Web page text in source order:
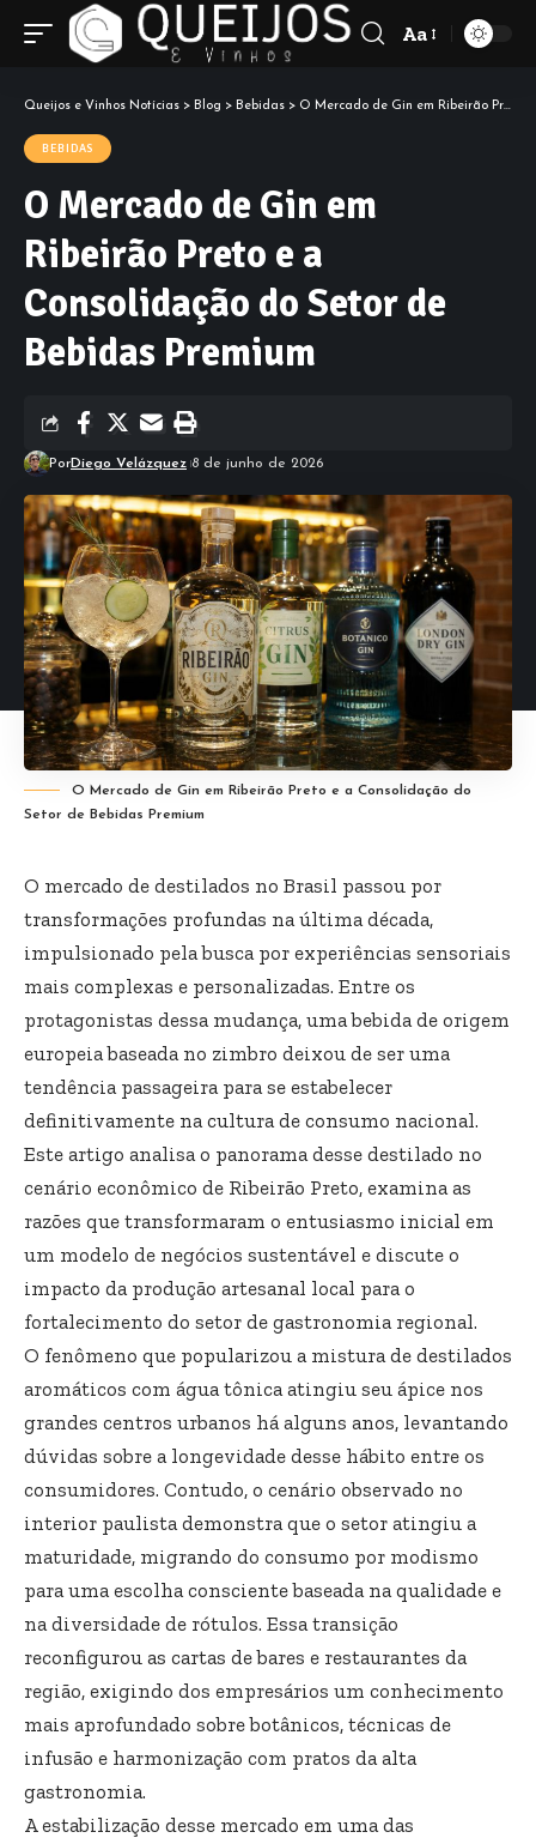
Font
Aa
Queijos e Vinhos Notícias > Blog > Bebidas > O Mercado de Gin em Ribeirão Preto e a Consolidação do Setor de Bebidas Premium
BEBIDAS
O Mercado de Gin em
Ribeirão Preto e a
Consolidação do Setor de
Bebidas Premium
PorDiego Velázquez 8 de junho de 2026
O Mercado de Gin em Ribeirão Preto e a Consolidação do
Setor de Bebidas Premium
O mercado de destilados no Brasil passou por
transformações profundas na última década,
impulsionado pela busca por experiências sensoriais
mais complexas e personalizadas. Entre os
protagonistas dessa mudança, uma bebida de origem
europeia baseada no zimbro deixou de ser uma
tendência passageira para se estabelecer
definitivamente na cultura de consumo nacional.
Este artigo analisa o panorama desse destilado no
cenário econômico de Ribeirão Preto, examina as
razões que transformaram o entusiasmo inicial em
um modelo de negócios sustentável e discute o
impacto da produção artesanal local para o
fortalecimento do setor de gastronomia regional.
O fenômeno que popularizou a mistura de destilados
aromáticos com água tônica atingiu seu ápice nos
grandes centros urbanos há alguns anos, levantando
dúvidas sobre a longevidade desse hábito entre os
consumidores. Contudo, o cenário observado no
interior paulista demonstra que o setor atingiu a
maturidade, migrando do consumo por modismo
para uma escolha consciente baseada na qualidade e
na diversidade de rótulos. Essa transição
reconfigurou as cartas de bares e restaurantes da
região, exigindo dos empresários um conhecimento
mais aprofundado sobre botânicos, técnicas de
infusão e harmonização com pratos da alta
gastronomia.
A estabilização desse mercado em uma das